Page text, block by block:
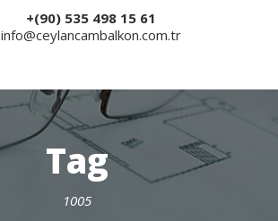
+(90) 535 498 15 61
info@ceylancambalkon.com.tr
Tag
1005